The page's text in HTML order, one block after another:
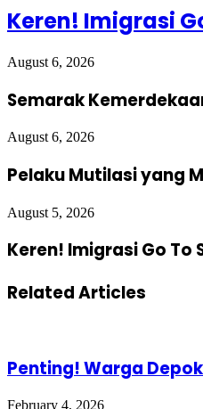
Keren! Imigrasi
August 6, 2026
Semarak
August 6, 2026
Pelaku Mutilasi yang
August 5, 2026
Keren! Imigrasi Go To
Related Articles
Penting! Warga
February 4, 2026